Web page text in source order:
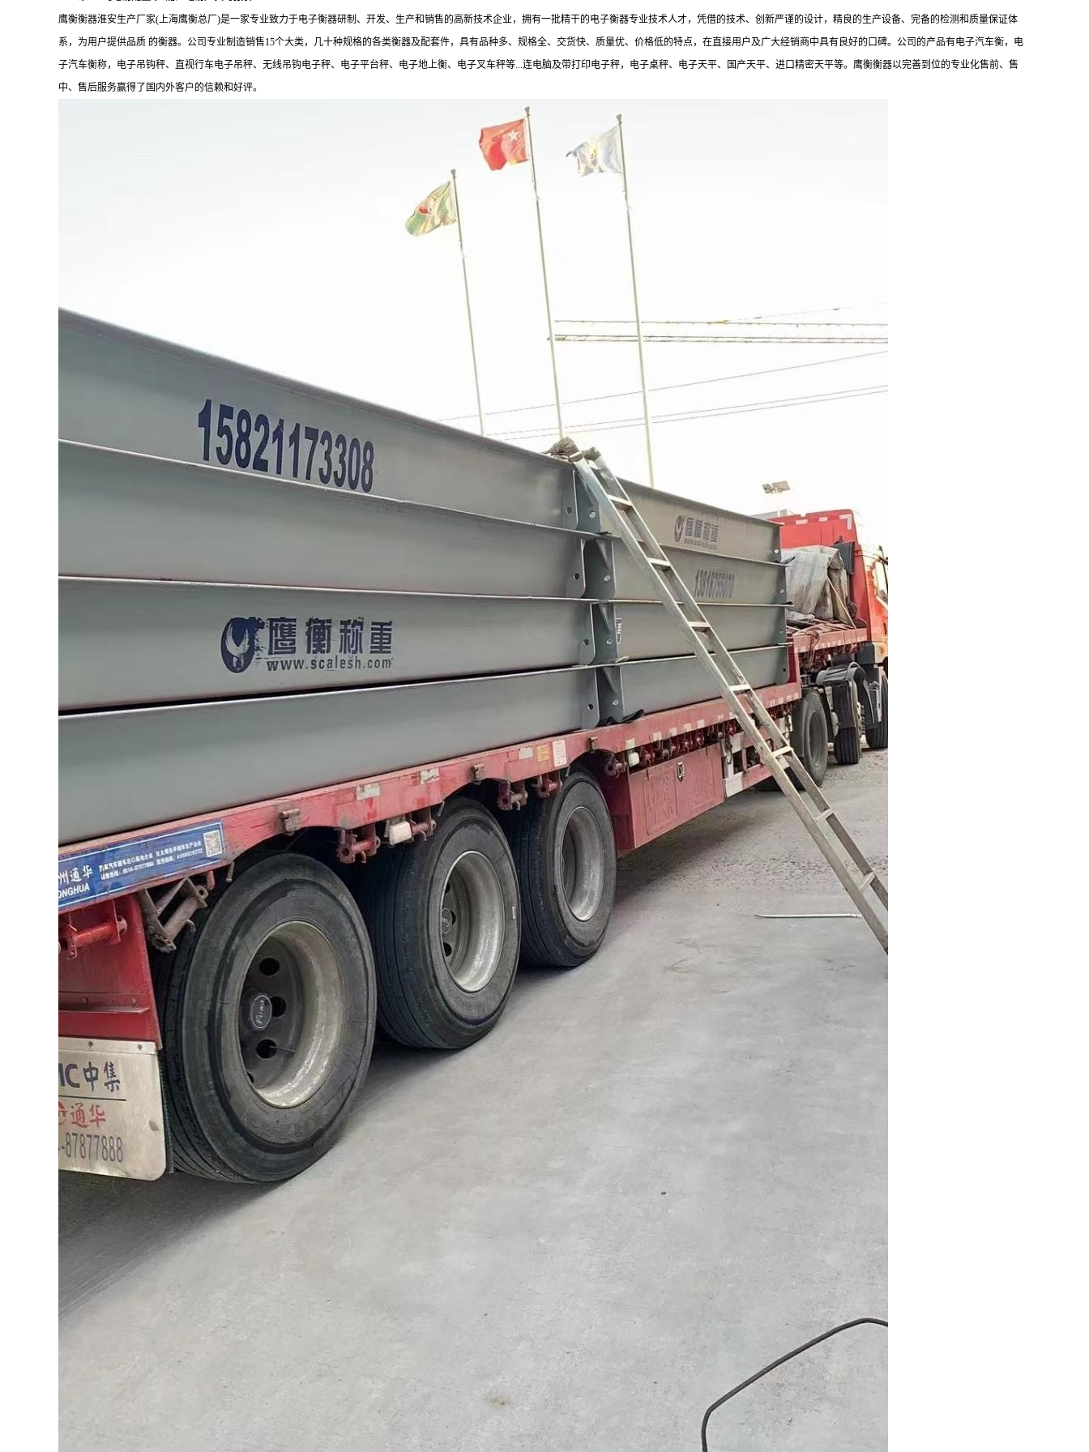
鹰衡衡器淮安生产厂家(上海鹰衡总厂)是一家专业致力于电子衡器研制、开发、生产和销售的高新技术企业，拥有一批精干的电子衡器专业技术人才，凭借的技术、创新严谨的设计，精良的生产设备、完备的检测和质量保证体
系，为用户提供品质 的衡器。公司专业制造销售15个大类，几十种规格的各类衡器及配套件，具有品种多、规格全、交货快、质量优、价格低的特点，在直接用户及广大经销商中具有良好的口碑。公司的产品有电子汽车衡，电
子汽车衡称，电子吊钩秤、直视行车电子吊秤、无线吊钩电子秤、电子平台秤、电子地上衡、电子叉车秤等...连电脑及带打印电子秤，电子桌秤、电子天平、国产天平、进口精密天平等。鹰衡衡器以完善到位的专业化售前、售
中、售后服务赢得了国内外客户的信赖和好评。